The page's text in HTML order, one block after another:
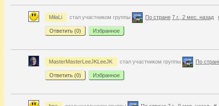
MilaLi стал участником группы По стране 7 г., 2 мес. назад
Ответить (0) Избранное
MasterMasterLeeJKLeeJK стал участником группы По
Ответить (0) Избранное